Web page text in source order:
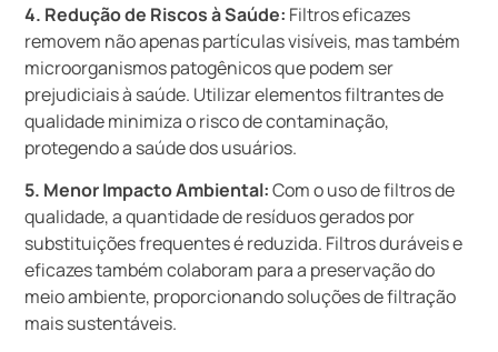
4. Redução de Riscos à Saúde: Filtros eficazes
removem não apenas partículas visíveis, mas também
microorganismos patogênicos que podem ser
prejudiciais à saúde. Utilizar elementos filtrantes de
qualidade minimiza o risco de contaminação,
protegendo a saúde dos usuários.
5. Menor Impacto Ambiental:Com o uso de filtros de
qualidade, a quantidade de resíduos gerados por
substituições frequentes é reduzida. Filtros duráveis e
eficazes também colaboram para a preservação do
meio ambiente, proporcionando soluções de filtração
mais sustentáveis.